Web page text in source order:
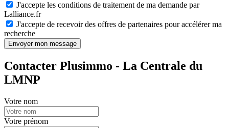
J'accepte les conditions de traitement de ma demande par
Lalliance.fr
J'accepte de recevoir des offres de partenaires pour accélérer ma
recherche
Envoyer mon message
Contacter Plusimmo - La Centrale du
LMNP
Votre nom
Votre prénom